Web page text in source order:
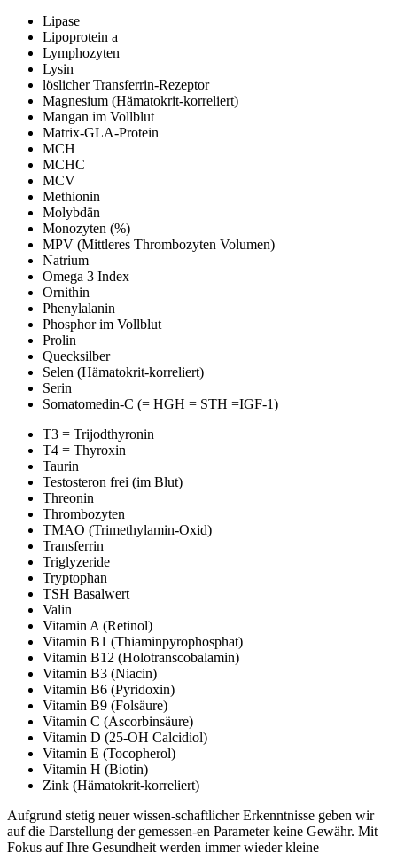
Lipase
Lipoprotein a
Lymphozyten
Lysin
löslicher Transferrin-Rezeptor
Magnesium (Hämatokrit-korreliert)
Mangan im Vollblut
Matrix-GLA-Protein
MCH
MCHC
MCV
Methionin
Molybdän
Monozyten (%)
MPV (Mittleres Thrombozyten Volumen)
Natrium
Omega 3 Index
Ornithin
Phenylalanin
Phosphor im Vollblut
Prolin
Quecksilber
Selen (Hämatokrit-korreliert)
Serin
Somatomedin-C (= HGH = STH =IGF-1)
T3 = Trijodthyronin
T4 = Thyroxin
Taurin
Testosteron frei (im Blut)
Threonin
Thrombozyten
TMAO (Trimethylamin-Oxid)
Transferrin
Triglyzeride
Tryptophan
TSH Basalwert
Valin
Vitamin A (Retinol)
Vitamin B1 (Thiaminpyrophosphat)
Vitamin B12 (Holotranscobalamin)
Vitamin B3 (Niacin)
Vitamin B6 (Pyridoxin)
Vitamin B9 (Folsäure)
Vitamin C (Ascorbinsäure)
Vitamin D (25-OH Calcidiol)
Vitamin E (Tocopherol)
Vitamin H (Biotin)
Zink (Hämatokrit-korreliert)
Aufgrund stetig neuer wissen-schaftlicher Erkenntnisse geben wir
auf die Darstellung der gemessen-en Parameter keine Gewähr. Mit
Fokus auf Ihre Gesundheit werden immer wieder kleine